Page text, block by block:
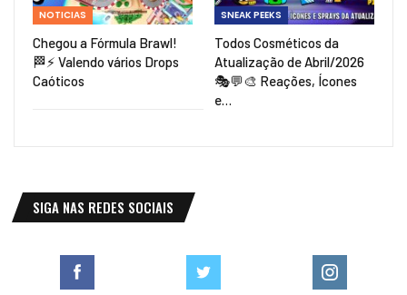
NOTICIAS
Chegou a Fórmula Brawl!
🏁⚡ Valendo vários Drops
Caóticos
SNEAK PEEKS
Todos Cosméticos da
Atualização de Abril/2026
🎭💬🎨 Reações, Ícones
e…
SIGA NAS REDES SOCIAIS